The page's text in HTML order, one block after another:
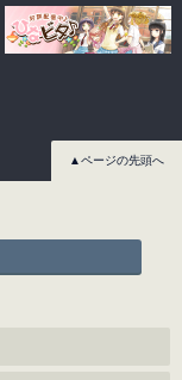
▲ページの先頭へ